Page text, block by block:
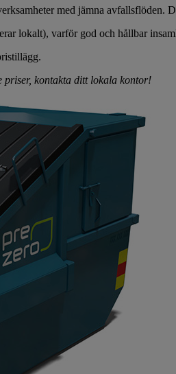
med jämna avfallsflöden.
lokalt), varför god och hållbar
priser, kontakta ditt lokala kontor!